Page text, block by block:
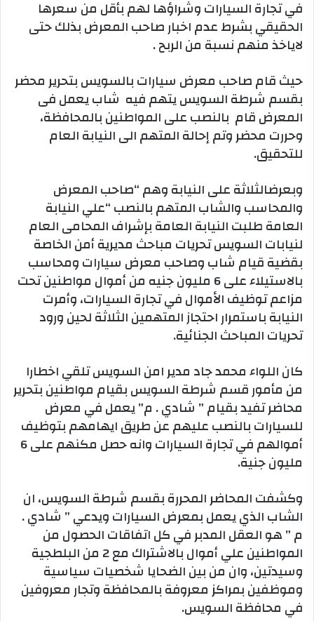
في تجارة السيارات وشراؤها لهم بأقل من سعرها
الحقيقي بشرط عدم اخبار صاحب المعرض بذلك حتى
لاياخذ منهم نسبة من الربح .
حيث قام صاحب معرض سيارات بالسويس بتحرير محضر
بقسم شرطة السويس يتهم فيه شاب يعمل فى
المعرض قام بالنصب على المواطنين بالمحافظة،
وحررت محضر وتم إحالة المتهم الى النيابة العام
للتحقيق.
وبعرضالثلاثة على النيابة وهم “صاحب المعرض
والمحاسب والشاب المتهم بالنصب “علي النيابة
العامة طلبت النيابة العامة بإشراف المحامى العام
لنيابات السويس تحريات مباحث مديرية أمن الخاصة
بقضية قيام شاب وصاحب معرض سيارات ومحاسب
بالاستيلاء على 6 مليون جنيه من أموال مواطنين تحت
مزاعم توظيف الأموال في تجارة السيارات، وأمرت
النيابة باستمرار احتجاز المتهمين الثلاثة لحين ورود
تحريات المباحث الجنائية.
كان اللواء محمد جاد مدير امن السويس تلقي اخطارا
من مأمور قسم شرطة السويس بقيام مواطنين بتحرير
محاضر تفيد بقيام ” شادي . م” يعمل في معرض
للسيارات بالنصب عليهم عن طريق ايهامهم بتوظيف
أموالهم في تجارة السيارات وانه حصل مكنهم على 6
مليون جنية.
وكشفت المحاضر المحررة بقسم شرطة السويس، ان
الشاب الذي يعمل بمعرض السيارات ويدعي ” شادي .
م ” هو العقل المدبر في كل اتفاقات الحصول من
المواطنين علي أموال بالاشتراك مع 2 من البلطجية
وسيدتين، وان من بين الضحايا شخصيات سياسية
وموظفين بمراكز معروفة بالمحافظة وتجار معروفين
في محافظة السويس.